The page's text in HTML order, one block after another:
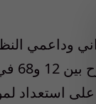
وداعمي